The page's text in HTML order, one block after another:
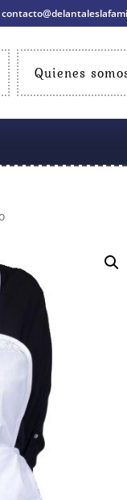
Quienes